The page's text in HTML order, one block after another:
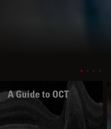
A Guide to OCT